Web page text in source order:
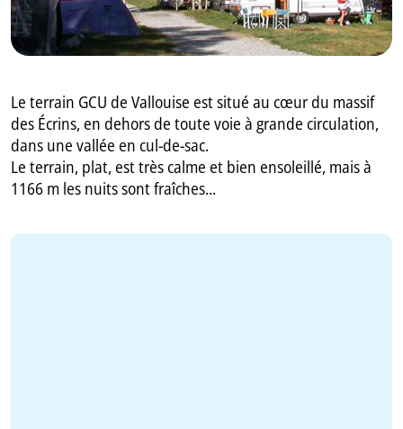
Le terrain GCU de Vallouise est situé au cœur du massif
des Écrins, en dehors de toute voie à grande circulation,
dans une vallée en cul-de-sac.
Le terrain, plat, est très calme et bien ensoleillé, mais à
1166 m les nuits sont fraîches...